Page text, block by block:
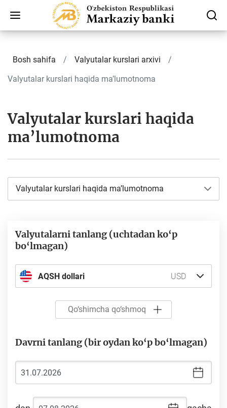
Bosh sahifa
Valyutalar kurslari arxivi
Valyutalar kurslari haqida ma’lumotnoma
Valyutalar kurslari haqida
ma’lumotnoma
Valyutalar kurslari haqida ma’lumotnoma
Valyutalarni tanlang (uchtadan ko‘p
bo‘lmagan)
AQSH dollari USD
Qo‘shimcha qo‘shmoq
Davrni tanlang (bir oydan ko‘p bo‘lmagan)